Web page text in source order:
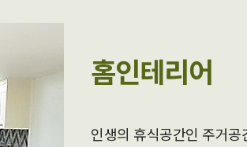
홈인테리어
인생의 휴식공간인 주거